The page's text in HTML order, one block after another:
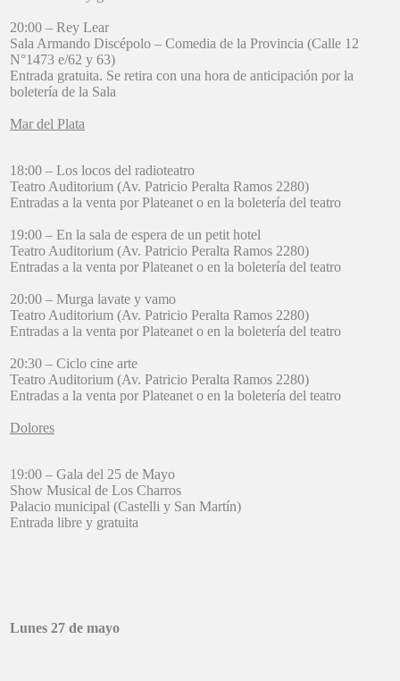
20:00 – Rey Lear
Sala Armando Discépolo – Comedia de la Provincia (Calle 12
N°1473 e/62 y 63)
Entrada gratuita. Se retira con una hora de anticipación por la
boletería de la Sala
Mar del Plata
18:00 – Los locos del radioteatro
Teatro Auditorium (Av. Patricio Peralta Ramos 2280)
Entradas a la venta por Plateanet o en la boletería del teatro
19:00 – En la sala de espera de un petit hotel
Teatro Auditorium (Av. Patricio Peralta Ramos 2280)
Entradas a la venta por Plateanet o en la boletería del teatro
20:00 – Murga lavate y vamo
Teatro Auditorium (Av. Patricio Peralta Ramos 2280)
Entradas a la venta por Plateanet o en la boletería del teatro
20:30 – Ciclo cine arte
Teatro Auditorium (Av. Patricio Peralta Ramos 2280)
Entradas a la venta por Plateanet o en la boletería del teatro
Dolores
19:00 – Gala del 25 de Mayo
Show Musical de Los Charros
Palacio municipal (Castelli y San Martín)
Entrada libre y gratuita
Lunes 27 de mayo